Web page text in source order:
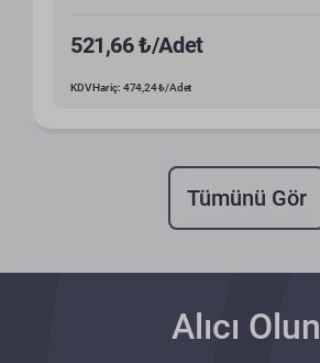
521,66 ₺/Adet
KDV Hariç: 474,24 ₺/Adet
Tümünü Gör
Alıcı Olun